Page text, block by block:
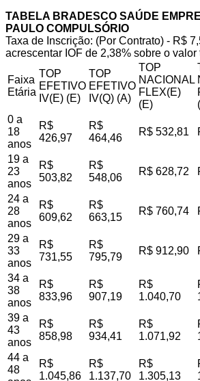
TABELA BRADESCO SAÚDE
PAULO COMPULSÓRIO
Taxa de Inscrição: (Por Contrato) - R$
acrescentar IOF de 2,38% sobre o valor
Faixa
Etária
TOP
EFETIVO
IV(E) (E)
TOP
EFETIVO
IV(Q) (A)
TOP
NACIONAL
FLEX(E)
(E)
0 a
18
anos
R$
426,97
R$
464,46
R$ 532,81
19 a
23
anos
R$
503,82
R$
548,06
R$ 628,72
24 a
28
anos
R$
609,62
R$
663,15
R$ 760,74
29 a
33
anos
R$
731,55
R$
795,79
R$ 912,90
34 a
38
anos
R$
833,96
R$
907,19
R$
1.040,70
39 a
43
anos
R$
858,98
R$
934,41
R$
1.071,92
44 a
48
R$
1.045,86
R$
1.137,70
R$
1.305,13